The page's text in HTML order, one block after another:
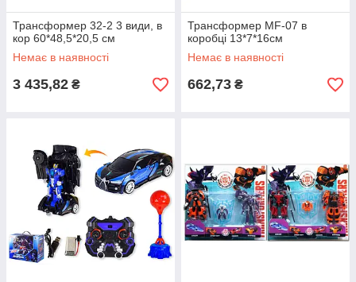
Трансформер 32-2 3 види, в
кор 60*48,5*20,5 см
Немає в наявності
3 435,82 ₴
Трансформер MF-07 в
коробці 13*7*16см
Немає в наявності
662,73 ₴